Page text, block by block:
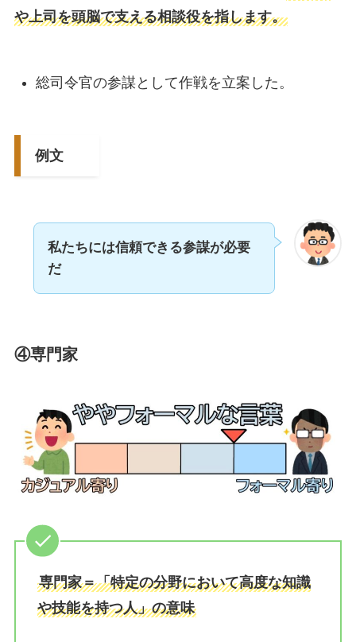
や上司を頭脳で支える相談役を指します。
総司令官の参謀として作戦を立案した。
例文
私たちには信頼できる参謀が必要
だ
④専門家
専門家＝「特定の分野において高度な知識
や技能を持つ人」の意味